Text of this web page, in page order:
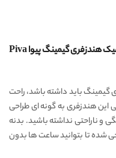
سری های سیلیکونی راحت و طراحی ارگونومیک هندزفری گیمینگ پیوا Piva
باید داشته باشد، راحت
هندزفری به گونه ای طراحی
ناراحتی نداشته باشید. بدنه
شده تا بتوانید ساعت ها بدون